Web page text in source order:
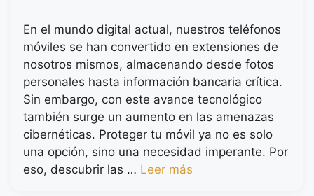
En el mundo digital actual, nuestros teléfonos
móviles se han convertido en extensiones de
nosotros mismos, almacenando desde fotos
personales hasta información bancaria crítica.
Sin embargo, con este avance tecnológico
también surge un aumento en las amenazas
cibernéticas. Proteger tu móvil ya no es solo
una opción, sino una necesidad imperante. Por
eso, descubrir las … Leer más